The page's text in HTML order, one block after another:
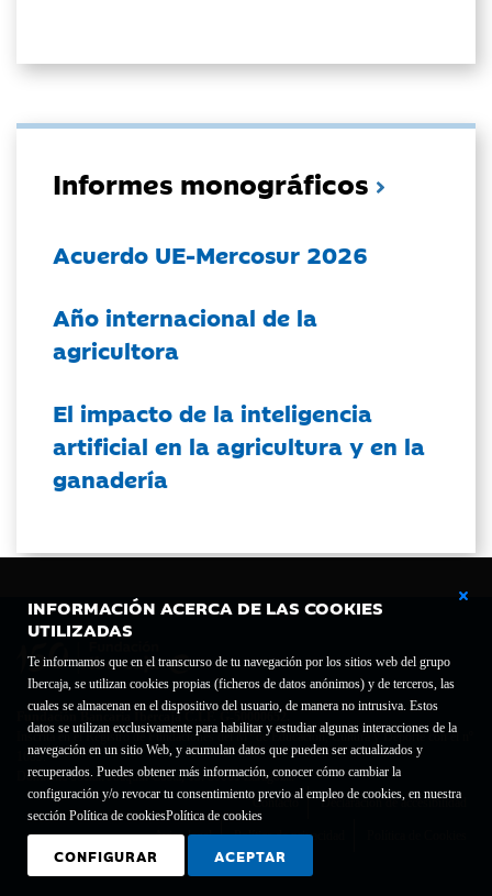
INFORMACIÓN ACERCA DE LAS COOKIES
UTILIZADAS
Te informamos que en el transcurso de tu navegación por los sitios web del grupo
Ibercaja, se utilizan cookies propias (ficheros de datos anónimos) y de terceros, las
cuales se almacenan en el dispositivo del usuario, de manera no intrusiva. Estos
datos se utilizan exclusivamente para habilitar y estudiar algunas interacciones de la
navegación en un sitio Web, y acumulan datos que pueden ser actualizados y
recuperados. Puedes obtener más información, conocer cómo cambiar la
configuración y/o revocar tu consentimiento previo al empleo de cookies, en nuestra
sección Política de cookiesPolítica de cookies
CONFIGURAR ACEPTAR
Informes monográficos
Acuerdo UE-Mercosur 2026
Año internacional de la
agricultora
El impacto de la inteligencia
artificial en la agricultura y en la
ganadería
Fundación Bancaria Ibercaja C.I.F. G-50000652.
Inscrita en el Registro de Fundaciones del Mº de Educación, Cultura y Deporte con el nº
1689.
Domicilio social: Joaquín Costa, 13. 50001 Zaragoza.
Contacto
Declaración de accesibilidad
Aviso legal Política de privacidad